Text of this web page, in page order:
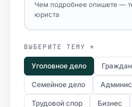
Чем подробнее опишете —
юриста
ВЫБЕРИТЕ ТЕМУ *
Уголовное дело
Семейное дело
Трудовой спор Бизнес